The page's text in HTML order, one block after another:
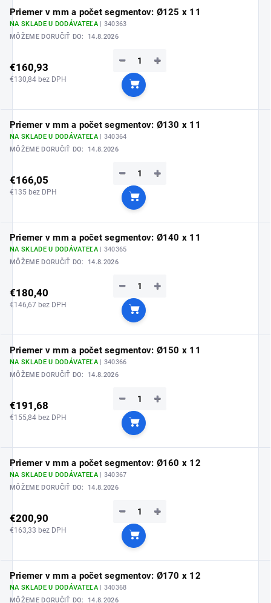
Priemer v mm a počet segmentov: Ø125 x 11
NA SKLADE U DODÁVATEĽA | 340363
MÔŽEME DORUČIŤ DO:
14.8.2026
€160,93
€130,84 bez DPH
+
−
Do košíka
Priemer v mm a počet segmentov: Ø130 x 11
NA SKLADE U DODÁVATEĽA | 340364
MÔŽEME DORUČIŤ DO:
14.8.2026
€166,05
€135 bez DPH
+
−
Do košíka
Priemer v mm a počet segmentov: Ø140 x 11
NA SKLADE U DODÁVATEĽA | 340365
MÔŽEME DORUČIŤ DO:
14.8.2026
€180,40
€146,67 bez DPH
+
−
Do košíka
Priemer v mm a počet segmentov: Ø150 x 11
NA SKLADE U DODÁVATEĽA | 340366
MÔŽEME DORUČIŤ DO:
14.8.2026
€191,68
€155,84 bez DPH
+
−
Do košíka
Priemer v mm a počet segmentov: Ø160 x 12
NA SKLADE U DODÁVATEĽA | 340367
MÔŽEME DORUČIŤ DO:
14.8.2026
€200,90
€163,33 bez DPH
+
−
Do košíka
Priemer v mm a počet segmentov: Ø170 x 12
NA SKLADE U DODÁVATEĽA | 340368
MÔŽEME DORUČIŤ DO:
14.8.2026